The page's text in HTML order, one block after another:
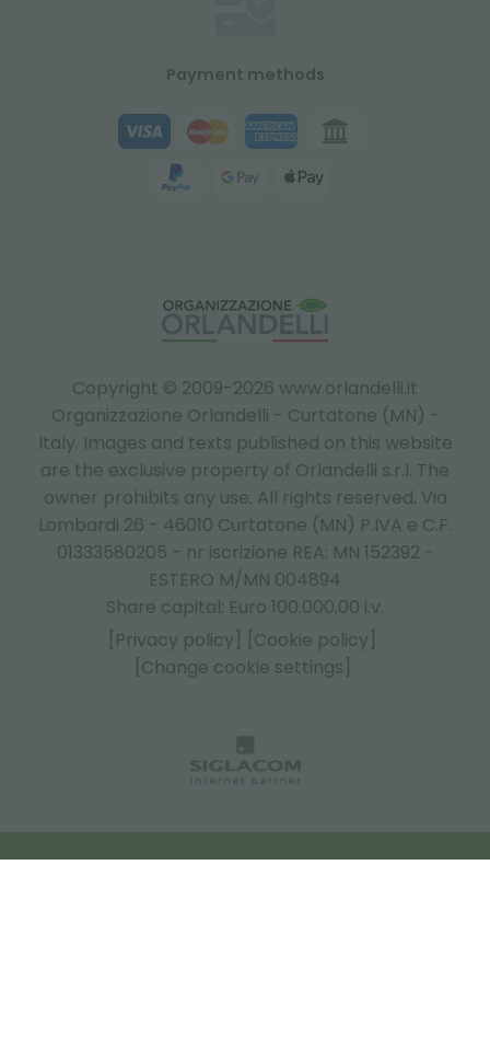
Copyright © 2009-2026 www.orlandelli.it
Organizzazione Orlandelli - Curtatone (MN) -
Italy. Images and texts published on this website
are the exclusive property of Orlandelli s.r.l. The
owner prohibits any use. All rights reserved. Via
Lombardi 26 - 46010 Curtatone (MN) P.IVA e C.F.
01333580205 - nr iscrizione REA: MN 152392 -
ESTERO M/MN 004894
Share capital: Euro 100.000,00 i.v.
[Privacy policy]
[Cookie policy]
[Change cookie settings]
Payment methods